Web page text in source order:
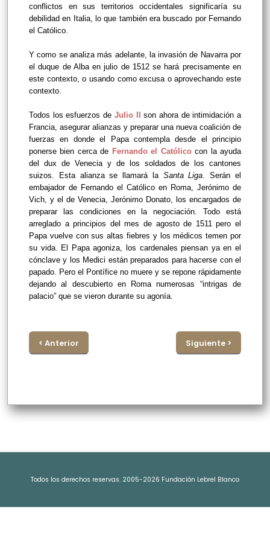
conflictos en sus territorios occidentales significaría su
debilidad en Italia, lo que también era buscado por Fernando
el Católico.
Y como se analiza más adelante, la invasión de Navarra por
el duque de Alba en julio de 1512 se hará precisamente en
este contexto, o usando como excusa o aprovechando este
contexto.
Todos los esfuerzos de Julio II
son ahora de intimidación a
Francia, asegurar alianzas y preparar una nueva coalición de
fuerzas en donde el Papa contempla desde el principio
ponerse bien cerca de Fernando el Católico con la ayuda
del dux de Venecia y de los soldados de los cantones
suizos. Esta alianza se llamará la Santa Liga. Serán el
embajador de Fernando el Católico en Roma, Jerónimo de
Vich, y el de Venecia, Jerónimo Donato, los encargados de
preparar las condiciones en la negociación. Todo está
arreglado a principios del mes de agosto de 1511 pero el
Papa vuelve con sus altas fiebres y los médicos temen por
su vida. El Papa agoniza, los cardenales piensan ya en el
cónclave y los Medici están preparados para hacerse con el
papado. Pero el Pontífice no muere y se repone rápidamente
dejando al descubierto en Roma numerosas “intrigas de
palacio” que se vieron durante su agonía.
< Anterior Siguiente >
Todos los derechos reservas. 2005-2026 Fundación Lebrel Blanco